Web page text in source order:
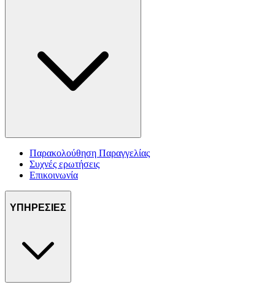
Παρακολούθηση Παραγγελίας
Συχνές ερωτήσεις
Επικοινωνία
ΥΠΗΡΕΣΙΕΣ